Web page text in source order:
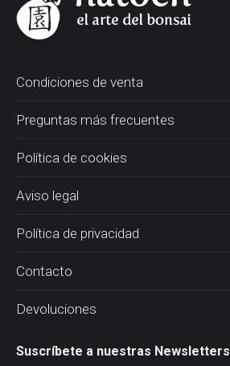
Condiciones de venta
Preguntas más frecuentes
Política de cookies
Aviso legal
Política de privacidad
Contacto
Devoluciones
Suscríbete a nuestras Newsletters